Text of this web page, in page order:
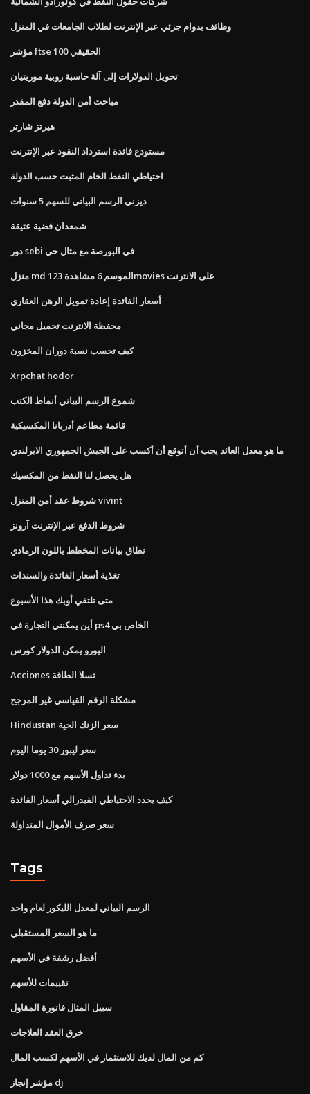
وظائف بدوام جزئي عبر الإنترنت لطلاب الجامعات في المنزل
مؤشر ftse 100 الحقيقي
تحويل الدولارات إلى آلة حاسبة روبية موريتيان
مباحث أمن الدولة دفع المقدر
هيرتز شارتر
مستودع فائدة استرداد النقود عبر الإنترنت
احتياطي النفط الخام المثبت حسب الدولة
ديزني الرسم البياني للسهم 5 سنوات
شمعدان فضية عتيقة
دور sebi في البورصة مع مثال حي
منزل md الموسم 6 مشاهدة 123movies على الانترنت
أسعار الفائدة إعادة تمويل الرهن العقاري
محفظة الانترنت تحميل مجاني
كيف تحسب نسبة دوران المخزون
Xrpchat hodor
شموع الرسم البياني أنماط الكتب
قائمة مطاعم أدريانا المكسيكية
ما هو معدل العائد يجب أن أتوقع أن أكسب على الجيش الجمهوري الايرلندي
هل يحصل لنا النفط من المكسيك
شروط عقد أمن المنزل vivint
شروط الدفع عبر الإنترنت آرونز
نطاق بيانات المخطط باللون الرمادي
تغذية أسعار الفائدة والسندات
متى تلتقي أوبك هذا الأسبوع
أين يمكنني التجارة في ps4 الخاص بي
اليورو يمكن الدولار كورس
Acciones تسلا الطاقة
مشكلة الرقم القياسي غير المرجح
Hindustan سعر الزنك الحية
سعر ليبور 30 ​​يوما اليوم
بدء تداول الأسهم مع 1000 دولار
كيف يحدد الاحتياطي الفيدرالي أسعار الفائدة
سعر صرف الأموال المتداولة
Tags
الرسم البياني لمعدل الليكور لعام واحد
ما هو السعر المستقبلي
أفضل رشفة في الأسهم
تقييمات للأسهم
سبيل المثال فاتورة المقاول
خرق العقد العلاجات
كم من المال لديك للاستثمار في الأسهم لكسب المال
مؤشر إنجاز dj